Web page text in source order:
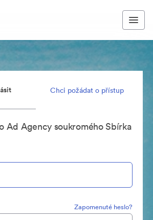
Chci požádat o přístup
Ad Agency soukromého Sbírka
Zapomenuté heslo?